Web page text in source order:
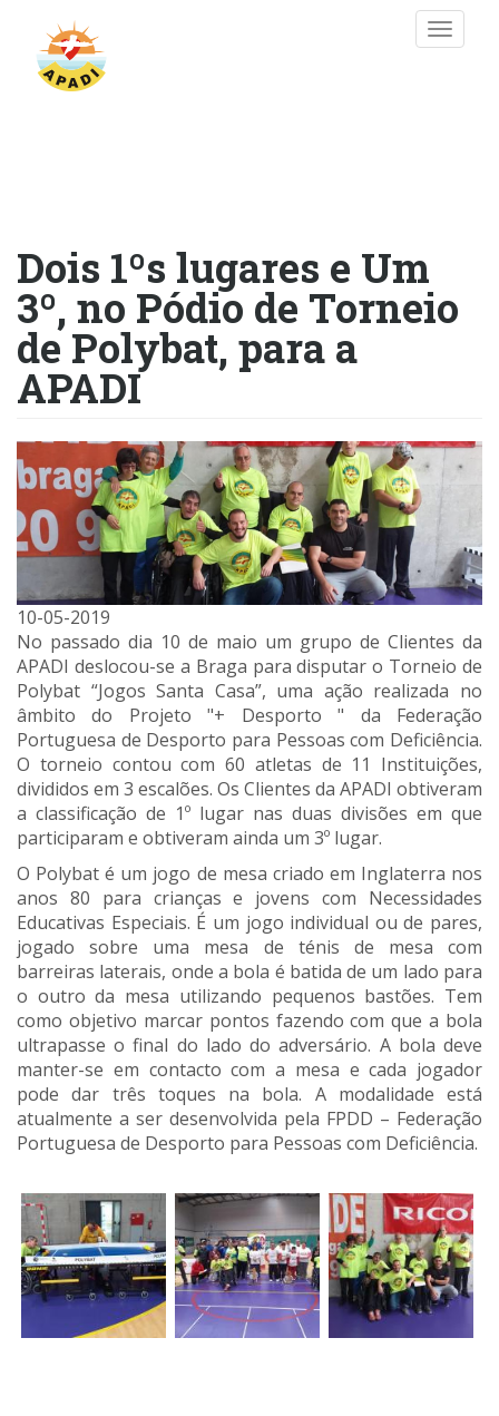
conteúdo
Toggle
Dois 1ºs lugares e Um
3º, no Pódio de Torneio
de Polybat, para a
APADI
10-05-2019
No passado dia 10 de maio um grupo de Clientes da
APADI deslocou-se a Braga para disputar o Torneio de
Polybat “Jogos Santa Casa”, uma ação realizada no
âmbito do Projeto "+ Desporto " da Federação
Portuguesa de Desporto para Pessoas com Deficiência.
O torneio contou com 60 atletas de 11 Instituições,
divididos em 3 escalões. Os Clientes da APADI obtiveram
a classificação de 1º lugar nas duas divisões em que
participaram e obtiveram ainda um 3º lugar.
O Polybat é um jogo de mesa criado em Inglaterra nos
anos 80 para crianças e jovens com Necessidades
Educativas Especiais. É um jogo individual ou de pares,
jogado sobre uma mesa de ténis de mesa com
barreiras laterais, onde a bola é batida de um lado para
o outro da mesa utilizando pequenos bastões. Tem
como objetivo marcar pontos fazendo com que a bola
ultrapasse o final do lado do adversário. A bola deve
manter-se em contacto com a mesa e cada jogador
pode dar três toques na bola. A modalidade está
atualmente a ser desenvolvida pela FPDD – Federação
Portuguesa de Desporto para Pessoas com Deficiência.